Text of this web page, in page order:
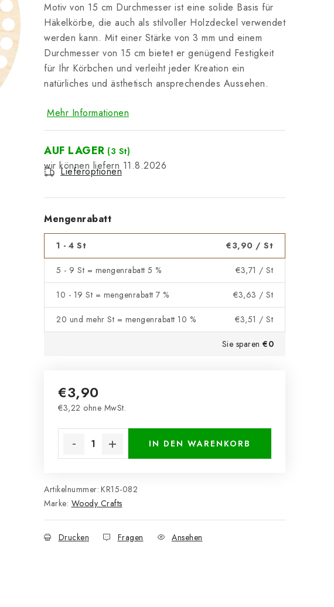
Motiv von 15 cm Durchmesser ist eine solide Basis für
Häkelkörbe, die auch als stilvoller Holzdeckel verwendet
werden kann. Mit einer Stärke von 3 mm und einem
Durchmesser von 15 cm bietet er genügend Festigkeit
für Ihr Körbchen und verleiht jeder Kreation ein
natürliches und ästhetisch ansprechendes Aussehen.
Mehr Informationen
AUF LAGER (3 St)
11.8.2026
Lieferoptionen
Mengenrabatt
1 - 4 St €3,90 / St
5 - 9 St = mengenrabatt 5 % €3,71 / St
10 - 19 St = mengenrabatt 7 % €3,63 / St
20 und mehr St = mengenrabatt 10 % €3,51 / St
Sie sparen €0
€3,90
€3,22 ohne MwSt.
IN DEN WARENKORB
Artikelnummer: KR15-082
Marke: Woody Crafts
Drucken Fragen Ansehen